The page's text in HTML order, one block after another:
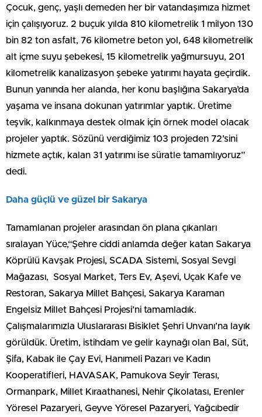
Çocuk, genç, yaşlı demeden her bir vatandaşımıza hizmet
için çalışıyoruz. 2 buçuk yılda 810 kilometrelik 1 milyon 130
bin 82 ton asfalt, 76 kilometre beton yol, 648 kilometrelik
alt içme suyu şebekesi, 15 kilometrelik yağmursuyu, 201
kilometrelik kanalizasyon şebeke yatırımı hayata geçirdik.
Bunun yanında her alanda, her konu başlığına Sakarya’da
yaşama ve insana dokunan yatırımlar yaptık. Üretime
teşvik, kalkınmaya destek olmak için örnek model olacak
projeler yaptık. Sözünü verdiğimiz 103 projeden 72’sini
hizmete açtık, kalan 31 yatırımı ise süratle tamamlıyoruz”
dedi.
Daha güçlü ve güzel bir Sakarya
Tamamlanan projeler arasından ön plana çıkanları
sıralayan Yüce,“Şehre ciddi anlamda değer katan Sakarya
Köprülü Kavşak Projesi, SCADA Sistemi, Sosyal Sevgi
Mağazası, Sosyal Market, Ters Ev, Aşevi, Uçak Kafe ve
Restoran, Sakarya Millet Bahçesi, Sakarya Karaman
Engelsiz Millet Bahçesi Projesi’ni tamamladık.
Çalışmalarımızla Uluslararası Bisiklet Şehri Unvanı’na layık
görüldük. Üretim, istihdam ve gelir kaynağı olan Bal, Süt,
Şifa, Kabak ile Çay Evi, Hanımeli Pazarı ve Kadın
Kooperatifleri, HAVASAK, Pamukova Seyir Terası,
Ormanpark, Millet Kıraathanesi, Nehir Çikolatası, Erenler
Yöresel Pazaryeri, Geyve Yöresel Pazaryeri, Yağcıbedir